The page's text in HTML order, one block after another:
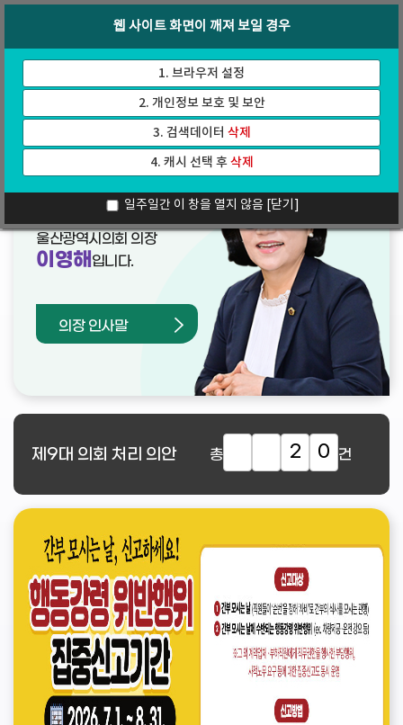
가
기
인터넷방송
웹 사이트 화면이 깨져 보일 경우
1. 브라우저 설정
2. 개인정보 보호 및 보안
3. 검색데이터 삭제
4. 캐시 선택 후삭제
일주일간 이 창을 열지 않음 [닫기]
열린의장실
울산광역시의회 의장
이영해 입니다.
의장 인사말
제9대 의회 처리 의안 총 2 0 건